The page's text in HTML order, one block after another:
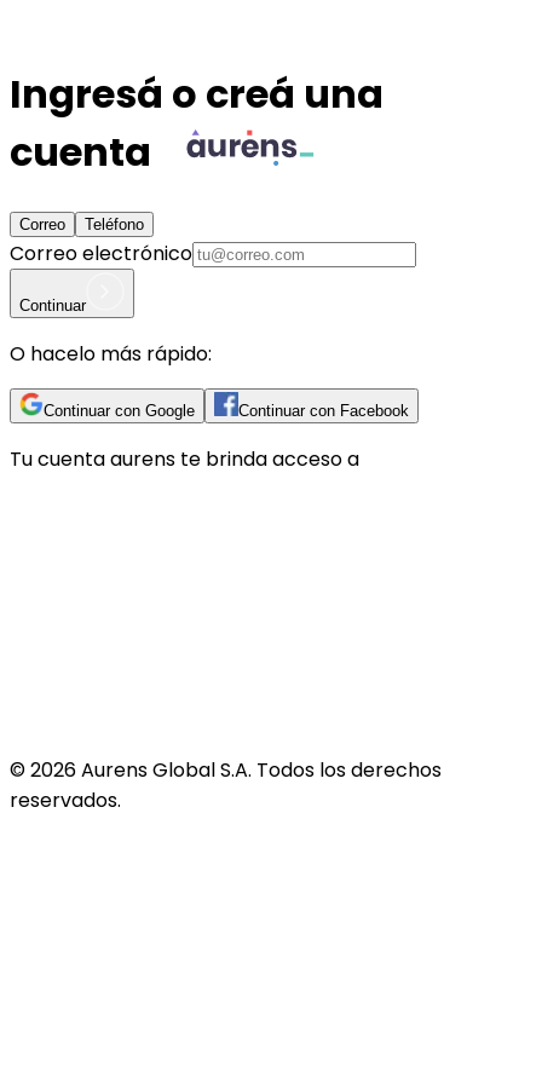
Ingresá o creá una
cuenta
Correo Teléfono
Correo electrónico
Continuar
O hacelo más rápido:
Continuar con Google Continuar con Facebook
Tu cuentaaurens te brinda acceso a
©2026Aurens Global S.A. Todos los derechos
reservados.